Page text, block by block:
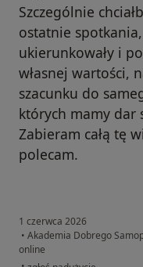
Szczególnie
ostatnie
ukierunkowały i
własnej wartości,
szacunku do
których mamy dar
Zabieram całą tę
polecam.
1 czerwca 2026
• Akademia Dobrego
online
w opinii użytkownika R.P.